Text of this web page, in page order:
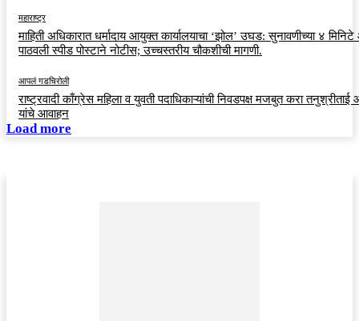
महाराष्ट्र
माहिती अधिकारात धर्मादाय आयुक्त कार्यालयाचा ‘झोल’ उघड: सुनावणीच्या ४
पाठवली स्पीड पोस्टाने नोटीस; उच्चस्तरीय चौकशीची मागणी.
आपलं गडचिरोली
राष्ट्रवादी काँग्रेस महिला व युवती पदाधिकाऱ्यांची निवडपक्ष मजबुत करा तनुश्रीताई
यांचे आवाहन
Load more